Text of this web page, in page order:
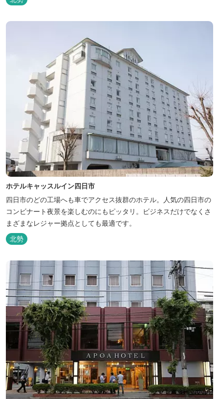
けます。
ホテルキャッスルイン四日市
四日市のどの工場へも車でアクセス抜群のホテル。人気の四日市の
コンビナート夜景を楽しむのにもピッタリ。ビジネスだけでなくさ
まざまなレジャー拠点としても最適です。
北勢